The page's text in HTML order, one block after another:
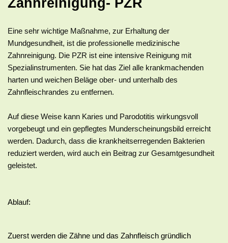
Zahnreinigung- PZR
Eine sehr wichtige Maßnahme, zur Erhaltung der
Mundgesundheit, ist die professionelle medizinische
Zahnreinigung. Die PZR ist eine intensive Reinigung mit
Spezialinstrumenten. Sie hat das Ziel alle krankmachenden
harten und weichen Beläge ober- und unterhalb des
Zahnfleischrandes zu entfernen.
Auf diese Weise kann Karies und Parodotitis wirkungsvoll
vorgebeugt und ein gepflegtes Munderscheinungsbild erreicht
werden. Dadurch, dass die krankheitserregenden Bakterien
reduziert werden, wird auch ein Beitrag zur Gesamtgesundheit
geleistet.
Ablauf:
Zuerst werden die Zähne und das Zahnfleisch gründlich